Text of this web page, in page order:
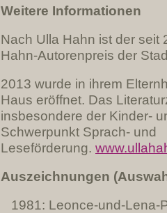
Weitere Informationen
Nach Ulla Hahn ist der seit
Hahn-Autorenpreis der
2013 wurde in ihrem
Haus eröffnet. Das
insbesondere der Kinder-
Schwerpunkt Sprach- und
Leseförderung.
Auszeichnungen
1981: Leonce-und-Lena-